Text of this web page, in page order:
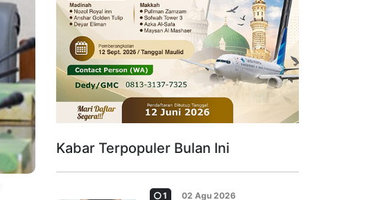
Kabar Terpopuler Bulan Ini
1 02 Agu 2026